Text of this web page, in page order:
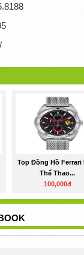
Top Đồng Hồ Ferrari
Thể Thao...
100,000đ